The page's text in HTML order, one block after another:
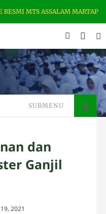
MARTAPURA. ALAMAT : JL.
SUBMENU
dan
Ganjil
2021